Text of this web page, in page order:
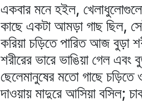
একবার মনে হইল, খেলাধুলোগুলো
কাছে একটা আমড়া গাছ ছিল,
করিয়া চড়িতে পারিত আজ বুড়া
শরীরের ভারে ভাঙিয়া গেল এবং
ছেলেমানুষের মতো গাছে চড়িতে
দাওয়ায় মাদুরে আসিয়া বসিল;